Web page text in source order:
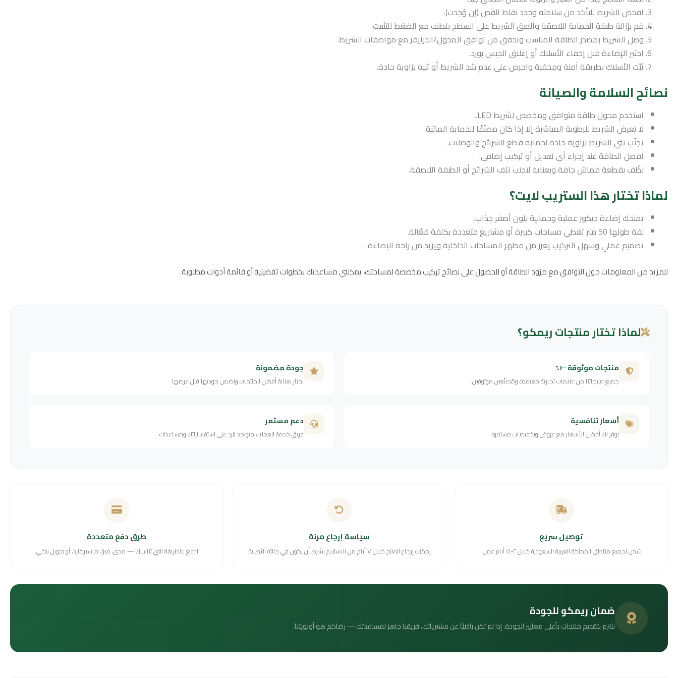
افحص الشريط للتأكد من سلامته وحدد نقاط القص (إن وُجدت).
قم بإزالة طبقة الحماية اللاصقة وألصق الشريط على السطح بلطف مع الضغط للتثبيت.
وصل الشريط بمصدر الطاقة المناسب وتحقق من توافق المحول/الدرايفر مع مواصفات الشريط.
اختبر الإضاءة قبل إخفاء الأسلاك أو إغلاق الجبس بورد.
ثبّت الأسلاك بطريقة آمنة ومخفية واحرص على عدم شد الشريط أو ثنيه بزاوية حادة.
نصائح السلامة والصيانة
استخدم محول طاقة متوافق ومخصص لشريط LED.
لا تعرض الشريط للرطوبة المباشرة إلا إذا كان مصنّفًا للحماية المائية.
تجنّب ثني الشريط بزاوية حادة لحماية قطع الشرائح والوصلات.
افصل الطاقة عند إجراء أي تعديل أو تركيب إضافي.
نظّف بقطعة قماش جافة وبعناية لتجنب تلف الشرائح أو الطبقة اللاصقة.
لماذا تختار هذا الستريب لايت؟
يمنحك إضاءة ديكور عملية وجمالية بلون أصفر جذاب.
لفة طولها 50 متر تغطي مساحات كبيرة أو مشاريع متعددة بكلفة فعّالة.
تصميم عملي وسهل التركيب يعزز من مظهر المساحات الداخلية ويزيد من راحة الإضاءة.
للمزيد من المعلومات حول التوافق مع مزود الطاقة أو للحصول على نصائح تركيب مخصصة لمساحتك، يمكنني مساعدتك بخطوات تفصيلية أو قائمة أدوات مطلوبة.
لماذا تختار منتجات ريمكو؟
منتجات موثوقة ١٠٠٪
جميع منتجاتنا من علامات تجارية معتمدة ومُصنّعين موثوقين.
جودة مضمونة
نختار بعناية أفضل المنتجات ونضمن جودتها قبل عرضها.
أسعار تنافسية
نوفر لك أفضل الأسعار مع عروض وتخفيضات مستمرة.
دعم مستمر
فريق خدمة العملاء متواجد للرد على استفساراتك ومساعدتك.
توصيل سريع
شحن لجميع مناطق المملكة العربية السعودية خلال ٢-٥ أيام عمل.
سياسة إرجاع مرنة
يمكنك إرجاع المنتج خلال ٧ أيام من الاستلام بشرط أن يكون في حالته الأصلية.
طرق دفع متعددة
ادفع بالطريقة التي تناسبك — مدى، فيزا، ماستركارد، أو تحويل بنكي.
ضمان ريمكو للجودة
نلتزم بتقديم منتجات بأعلى معايير الجودة. إذا لم تكن راضيًا عن مشترياتك، فريقنا جاهز لمساعدتك — رضاكم هو أولويتنا.